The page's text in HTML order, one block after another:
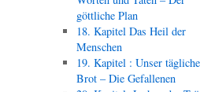
göttliche Plan
18. Kapitel Das Heil der
Menschen
19. Kapitel : Unser
Brot – Die Gefallenen